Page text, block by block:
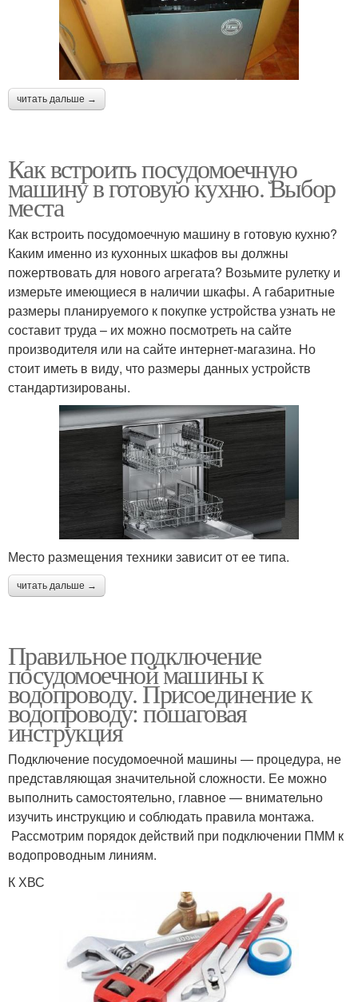
читать дальше →
Как встроить посудомоечную
машину в готовую кухню. Выбор
места
Как встроить посудомоечную машину в готовую кухню?
Каким именно из кухонных шкафов вы должны
пожертвовать для нового агрегата? Возьмите рулетку и
измерьте имеющиеся в наличии шкафы. А габаритные
размеры планируемого к покупке устройства узнать не
составит труда – их можно посмотреть на сайте
производителя или на сайте интернет-магазина. Но
стоит иметь в виду, что размеры данных устройств
стандартизированы.
Место размещения техники зависит от ее типа.
читать дальше →
Правильное подключение
посудомоечной машины к
водопроводу. Присоединение к
водопроводу: пошаговая
инструкция
Подключение посудомоечной машины — процедура, не
представляющая значительной сложности. Ее можно
выполнить самостоятельно, главное — внимательно
изучить инструкцию и соблюдать правила монтажа.
Рассмотрим порядок действий при подключении ПММ к
водопроводным линиям.
К ХВС